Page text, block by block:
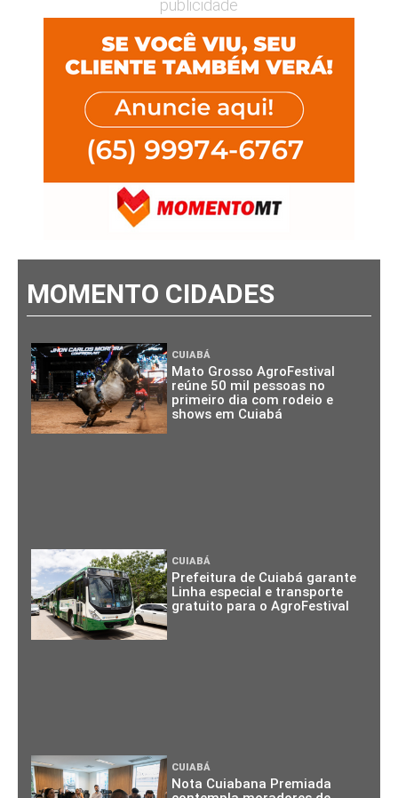
publicidade
MOMENTO CIDADES
CUIABÁ
Mato Grosso AgroFestival
reúne 50 mil pessoas no
primeiro dia com rodeio e
shows em Cuiabá
CUIABÁ
Prefeitura de Cuiabá garante
Linha especial e transporte
gratuito para o AgroFestival
CUIABÁ
Nota Cuiabana Premiada